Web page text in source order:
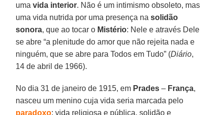
umavida interior. Não é um intimismo obsoleto, mas
uma vida nutrida por uma presença nasolidão
sonora, que ao tocar o Mistério: Nele e através Dele
se abre “a plenitude do amor que não rejeita nada e
ninguém, que se abre para Todos em Tudo” (Diário,
14 de abril de 1966).
No dia 31 de janeiro de 1915, em Prades – França,
nasceu um menino cuja vida seria marcada pelo
paradoxo: vida religiosa e pública, solidão e